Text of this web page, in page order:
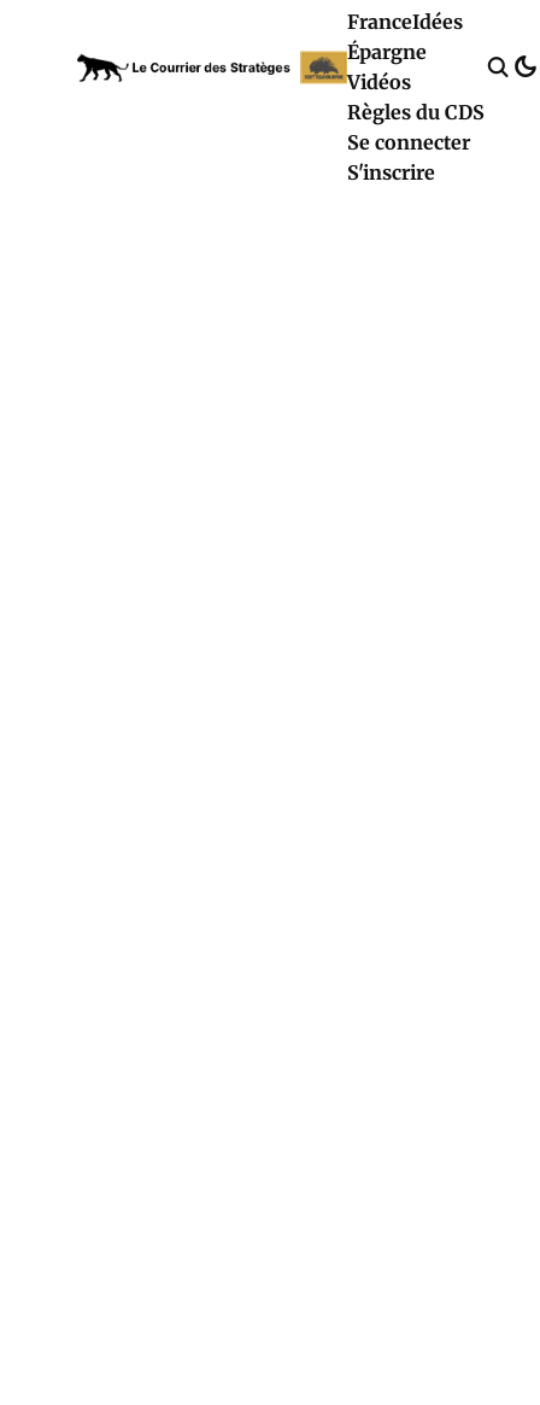
FranceIdées
Épargne
Vidéos
Règles du CDS
Se connecter
S'inscrire